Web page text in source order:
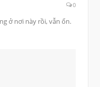
0
ở nơi này rồi, vẫn ổn.